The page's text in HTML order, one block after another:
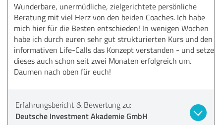
Wunderbare, unermüdliche, zielgerichtete persönliche
Beratung mit viel Herz von den beiden Coaches. Ich habe
mich hier für die Besten entschieden! In wenigen Wochen
habe ich durch euren sehr gut strukturierten Kurs und den
informativen Life-Calls das Konzept verstanden - und setze
dieses auch schon seit zwei Monaten erfolgreich um.
Daumen nach oben für euch!
Erfahrungsbericht & Bewertung zu:
Deutsche Investment Akademie GmbH